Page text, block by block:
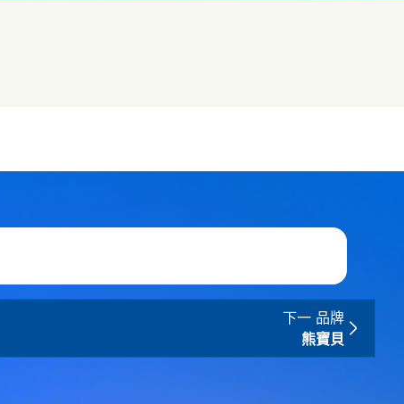
下一 品牌
熊寶貝